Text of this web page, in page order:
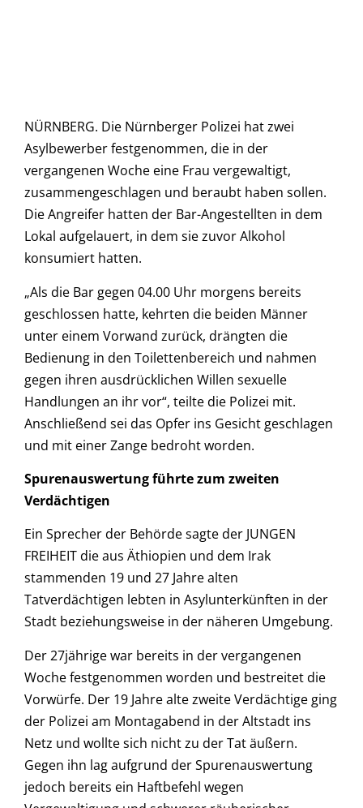
NÜRNBERG. Die Nürnberger Polizei hat zwei
Asylbewerber festgenommen, die in der
vergangenen Woche eine Frau vergewaltigt,
zusammengeschlagen und beraubt haben sollen.
Die Angreifer hatten der Bar-Angestellten in dem
Lokal aufgelauert, in dem sie zuvor Alkohol
konsumiert hatten.
„Als die Bar gegen 04.00 Uhr morgens bereits
geschlossen hatte, kehrten die beiden Männer
unter einem Vorwand zurück, drängten die
Bedienung in den Toilettenbereich und nahmen
gegen ihren ausdrücklichen Willen sexuelle
Handlungen an ihr vor“, teilte die Polizei mit.
Anschließend sei das Opfer ins Gesicht geschlagen
und mit einer Zange bedroht worden.
Spurenauswertung führte zum zweiten
Verdächtigen
Ein Sprecher der Behörde sagte der JUNGEN
FREIHEIT die aus Äthiopien und dem Irak
stammenden 19 und 27 Jahre alten
Tatverdächtigen lebten in Asylunterkünften in der
Stadt beziehungsweise in der näheren Umgebung.
Der 27jährige war bereits in der vergangenen
Woche festgenommen worden und bestreitet die
Vorwürfe. Der 19 Jahre alte zweite Verdächtige ging
der Polizei am Montagabend in der Altstadt ins
Netz und wollte sich nicht zu der Tat äußern.
Gegen ihn lag aufgrund der Spurenauswertung
jedoch bereits ein Haftbefehl wegen